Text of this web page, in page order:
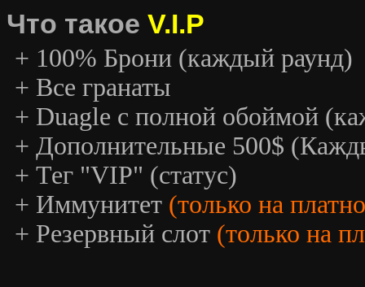
Что такое V.I.P
+ 100% Брони (каждый раунд)
+ Все гранаты
+ Duagle с полной обоймой
+ Дополнительные 500$
+ Тег "VIP" (статус)
+ Иммунитет (только на
+ Резервный слот (только на